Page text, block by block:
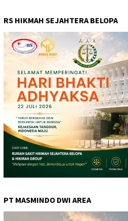
RS HIKMAH SEJAHTERA BELOPA
PT MASMINDO DWI AREA